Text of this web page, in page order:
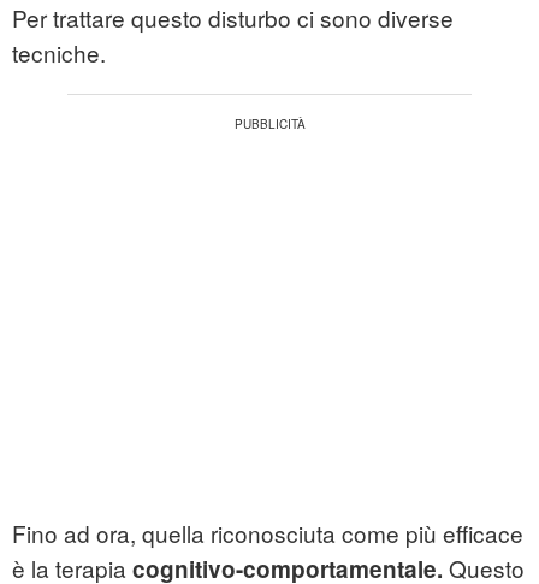
Per trattare questo disturbo ci sono diverse
tecniche.
Fino ad ora, quella riconosciuta come più efficace
è la terapia cognitivo-comportamentale. Questo